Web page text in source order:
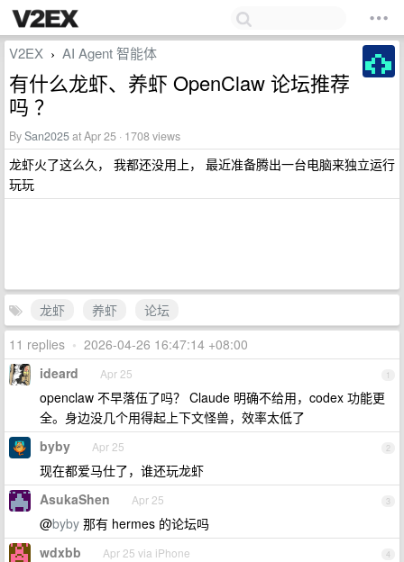
V2EX › AI Agent 智能体
有什么龙虾、养虾 OpenClaw 论坛推荐
吗 ？
BySan2025at Apr 25 · 1708 views
龙虾火了这么久， 我都还没用上， 最近准备腾出一台电脑来独立运行
玩玩
龙虾 养虾
论坛
11 replies • 2026-04-26 16:47:14 +08:00
1
ideard Apr 25
openclaw 不早落伍了吗？ Claude 明确不给用，codex 功能更
全。身边没几个用得起上下文怪兽，效率太低了
2
byby Apr 25
现在都爱马仕了，谁还玩龙虾
3
AsukaShen Apr 25
@byby 那有 hermes 的论坛吗
4
wdxbb Apr 25 via iPhone